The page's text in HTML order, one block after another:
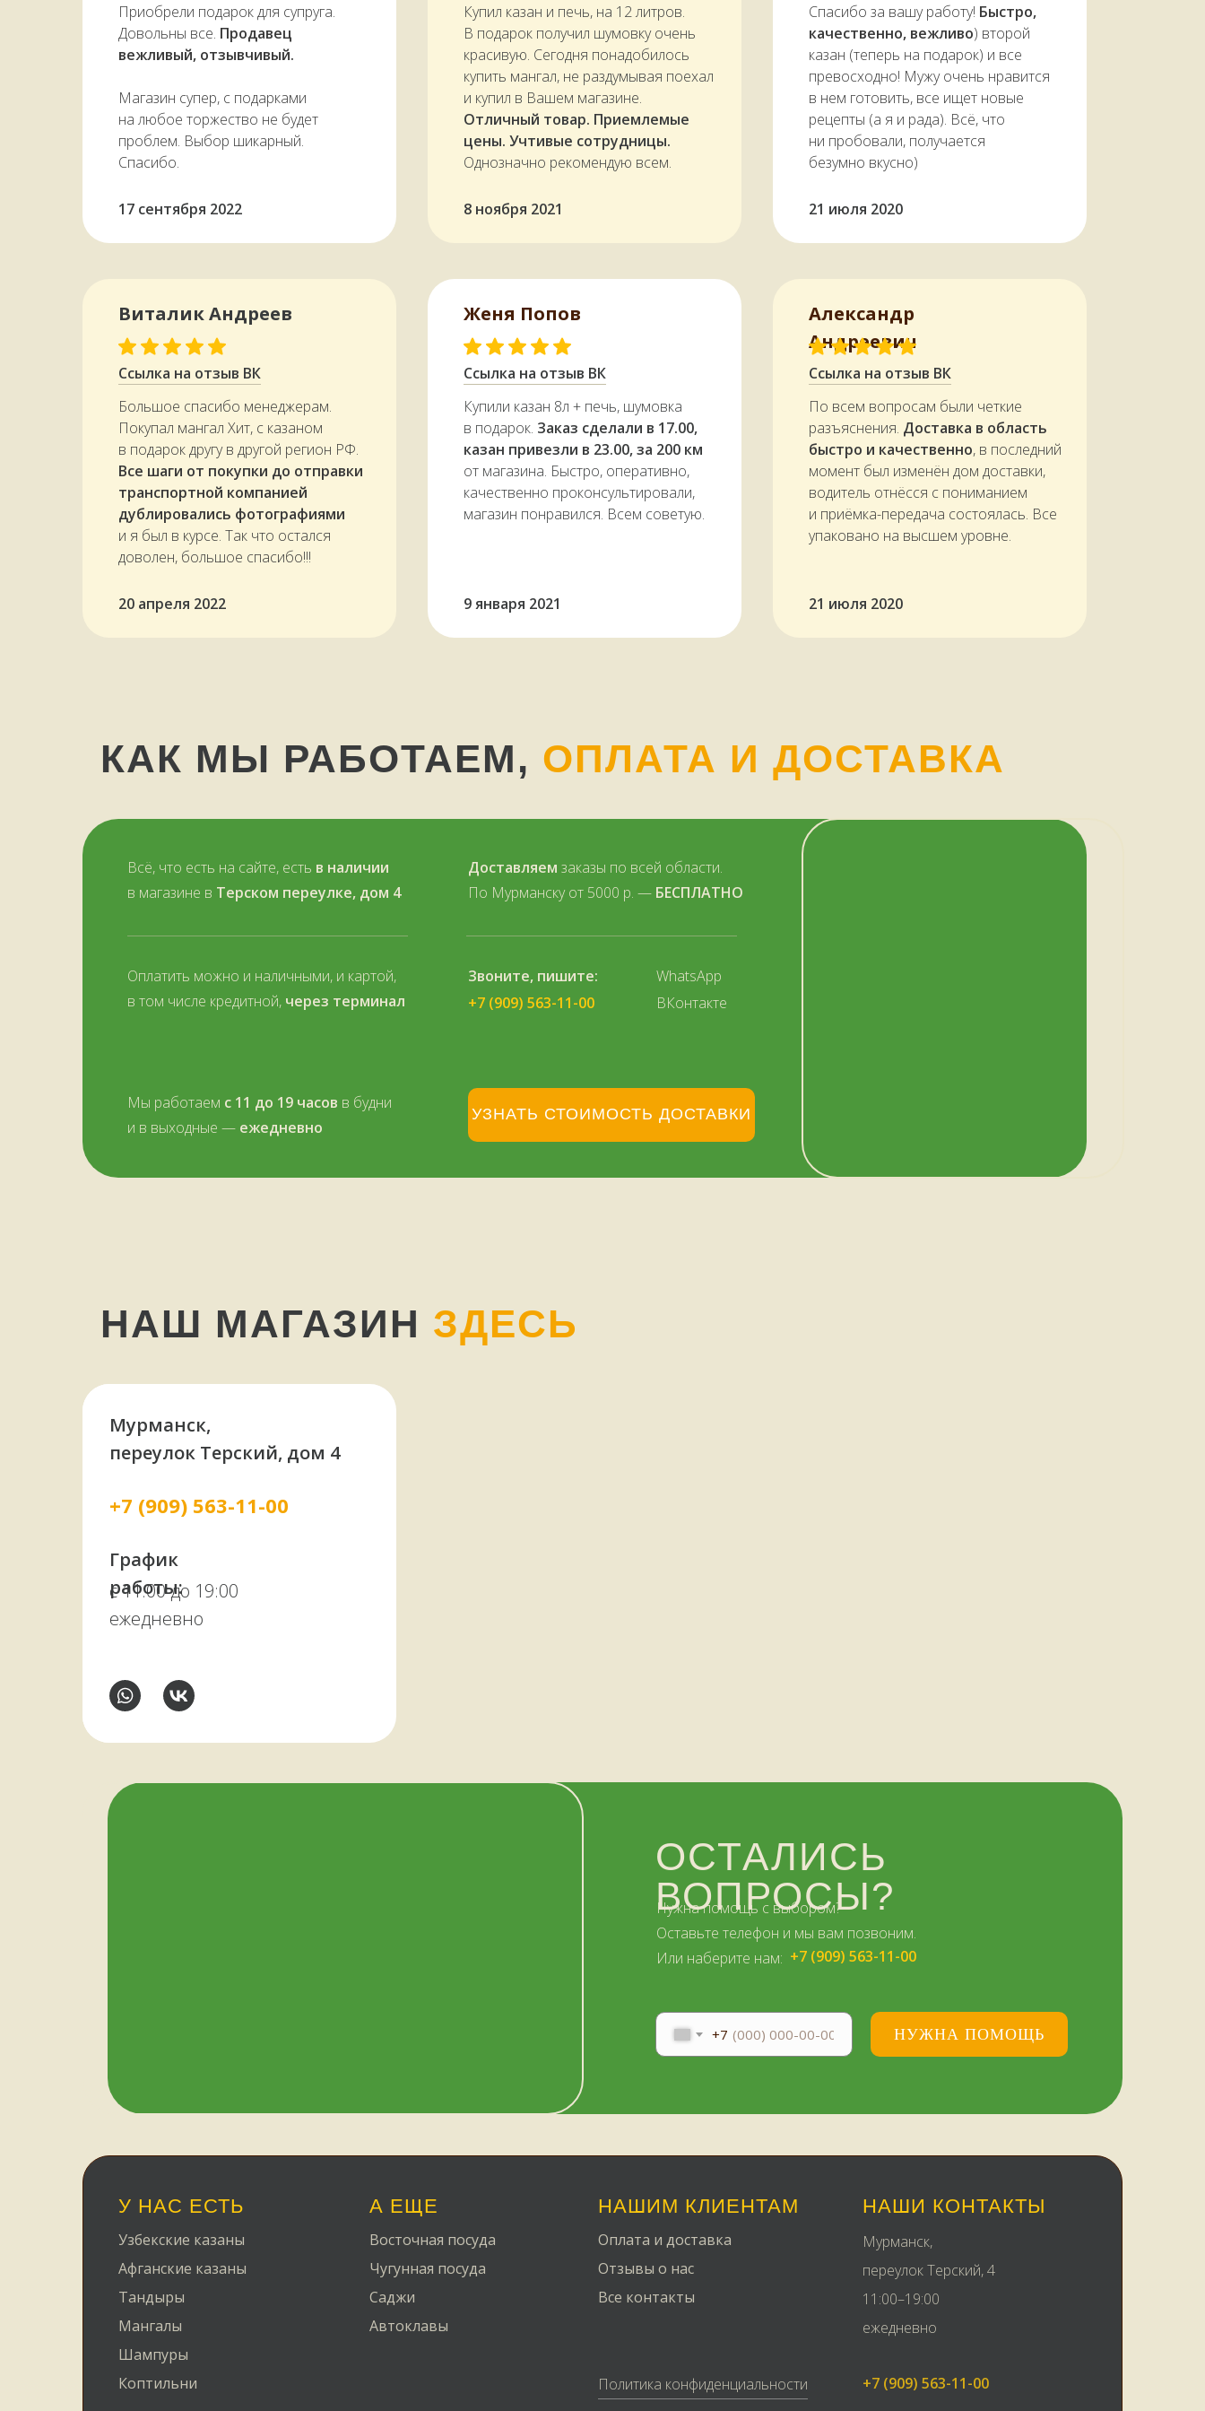
эксплуатации, легко разбирается,
что облегчает её
транспортировку и хранение.
Купили казан 8л + печь, шумовка
в подарок. Заказ сделали в 17.00,
казан привезли в 23.00, за 200 км
от магазина. Быстро, оперативно,
качественно проконсультировали,
магазин понравился. Всем советую.
По всем вопросам были четкие
разъяснения. Доставка в область
быстро и качественно, в последний
момент был изменён дом доставки,
водитель отнёсся с пониманием
и приёмка-передача состоялась. Все
упаковано на высшем уровне.
Большое спасибо менеджерам.
Покупал мангал Хит, с казаном
в подарок другу в другой регион РФ.
Все шаги от покупки до отправки
транспортной компанией
дублировались фотографиями
и я был в курсе. Так что остался
доволен, большое спасибо!!!
Ссылка на отзыв ВК Ссылка на отзыв ВК
Ссылка на отзыв ВК
Виталик Андреев Женя Попов
Александр
Андреевич
20 апреля 2022 9 января 2021 21 июля 2020
Купил казан и печь, на 12 литров.
В подарок получил шумовку очень
красивую. Сегодня понадобилось
купить мангал, не раздумывая поехал
и купил в Вашем магазине.
Отличный товар. Приемлемые
цены. Учтивые сотрудницы.
Однозначно рекомендую всем.
Спасибо за вашу работу! Быстро,
качественно, вежливо) второй
казан (теперь на подарок) и все
превосходно! Мужу очень нравится
в нем готовить, все ищет новые
рецепты (а я и рада). Всё, что
ни пробовали, получается
безумно вкусно)
Приобрели подарок для супруга.
Довольны все. Продавец
вежливый, отзывчивый.
Магазин супер, с подарками
на любое торжество не будет
проблем. Выбор шикарный.
Спасибо.
17 сентября 2022 8 ноября 2021 21 июля 2020
КАК МЫ РАБОТАЕМ, ОПЛАТА И ДОСТАВКА
Всё, что есть на сайте, есть в наличии
в магазине в Терском переулке, дом 4
Доставляем заказы по всей области.
По Мурманску от 5000 р. — БЕСПЛАТНО
Оплатить можно и наличными, и картой,
в том числе кредитной, через терминал
Звоните, пишите:
+7 (909) 563-11-00
WhatsApp
ВКонтакте
Мы работаем с 11 до 19 часов в будни
и в выходные — ежедневно
УЗНАТЬ СТОИМОСТЬ ДОСТАВКИ
НАШ МАГАЗИН ЗДЕСЬ
Мурманск,
переулок Терский, дом 4
+7 (909) 563-11-00
с 11:00 до 19:00
ежедневно
График
работы:
ОСТАЛИСЬ
ВОПРОСЫ?
Нужна помощь с выбором?
Оставьте телефон и мы вам позвоним.
Или наберите нам: +7 (909) 563-11-00
+7 НУЖНА ПОМОЩЬ
НАШИ КОНТАКТЫ
Мурманск,
переулок Терский, 4
11:00–19:00
ежедневно
+7 (909) 563-11-00
У НАС ЕСТЬ
Узбекские казаны
Афганские казаны
Тандыры
Мангалы
Шампуры
Коптильни
А ЕЩЕ
Восточная посуда
Чугунная посуда
Саджи
Автоклавы
НАШИМ КЛИЕНТАМ
Оплата и доставка
Отзывы о нас
Все контакты
Политика конфиденциальности